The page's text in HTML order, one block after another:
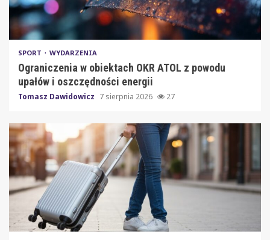
SPORT WYDARZENIA
Ograniczenia w obiektach OKR ATOL z powodu
upałów i oszczędności energii
Tomasz Dawidowicz 7 sierpnia 2026 27